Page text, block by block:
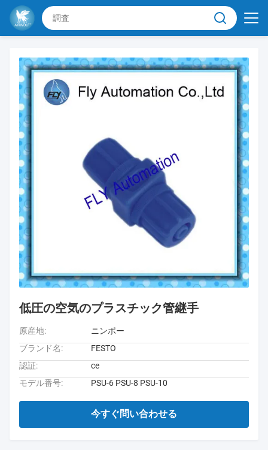
低圧の空気のプラスチック管継手
原産地:
ニンポー
ブランド名:
FESTO
認証:
ce
モデル番号:
PSU-6 PSU-8 PSU-10
今すぐ問い合わせる